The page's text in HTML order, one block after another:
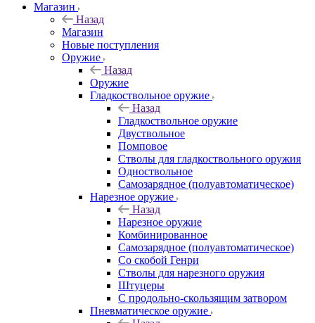
Магазин
Назад
Магазин
Новые поступления
Оружие
Назад
Оружие
Гладкоствольное оружие
Назад
Гладкоствольное оружие
Двуствольное
Помповое
Стволы для гладкоствольного оружия
Одноствольное
Самозарядное (полуавтоматическое)
Нарезное оружие
Назад
Нарезное оружие
Комбинированное
Самозарядное (полуавтоматическое)
Со скобой Генри
Стволы для нарезного оружия
Штуцеры
С продольно-скользящим затвором
Пневматическое оружие